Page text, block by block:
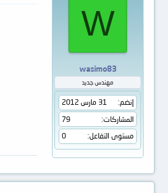
W
wasimo83
مهندس جديد
إنضم
31 مارس 2012
المشاركات
79
مستوى التفاعل
0